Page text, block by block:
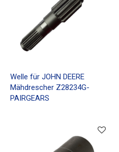
Welle für JOHN DEERE
Mähdrescher Z28234G-
PAIRGEARS